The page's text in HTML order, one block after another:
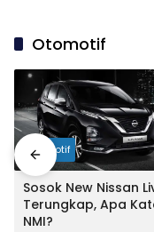
Otomotif
Otomotif
Sosok New Nissan
Terungkap, Apa
NMI?